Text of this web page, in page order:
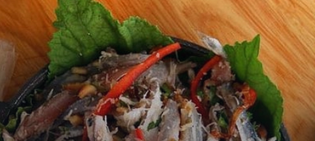
Đang mở https://kiemvieclam.vn/rach-vem